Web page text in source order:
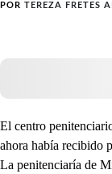
POR TEREZA FRETES
El centro
ahora había recibido
La penitenciaría de